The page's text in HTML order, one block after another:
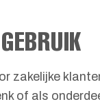
zakelijke
of als